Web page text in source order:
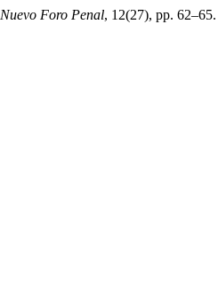
Nuevo Foro Penal, 12(27), pp.